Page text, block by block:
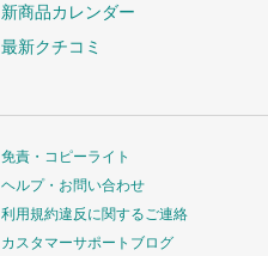
新商品カレンダー
最新クチコミ
免責・コピーライト
ヘルプ・お問い合わせ
利用規約違反に関するご連絡
カスタマーサポートブログ